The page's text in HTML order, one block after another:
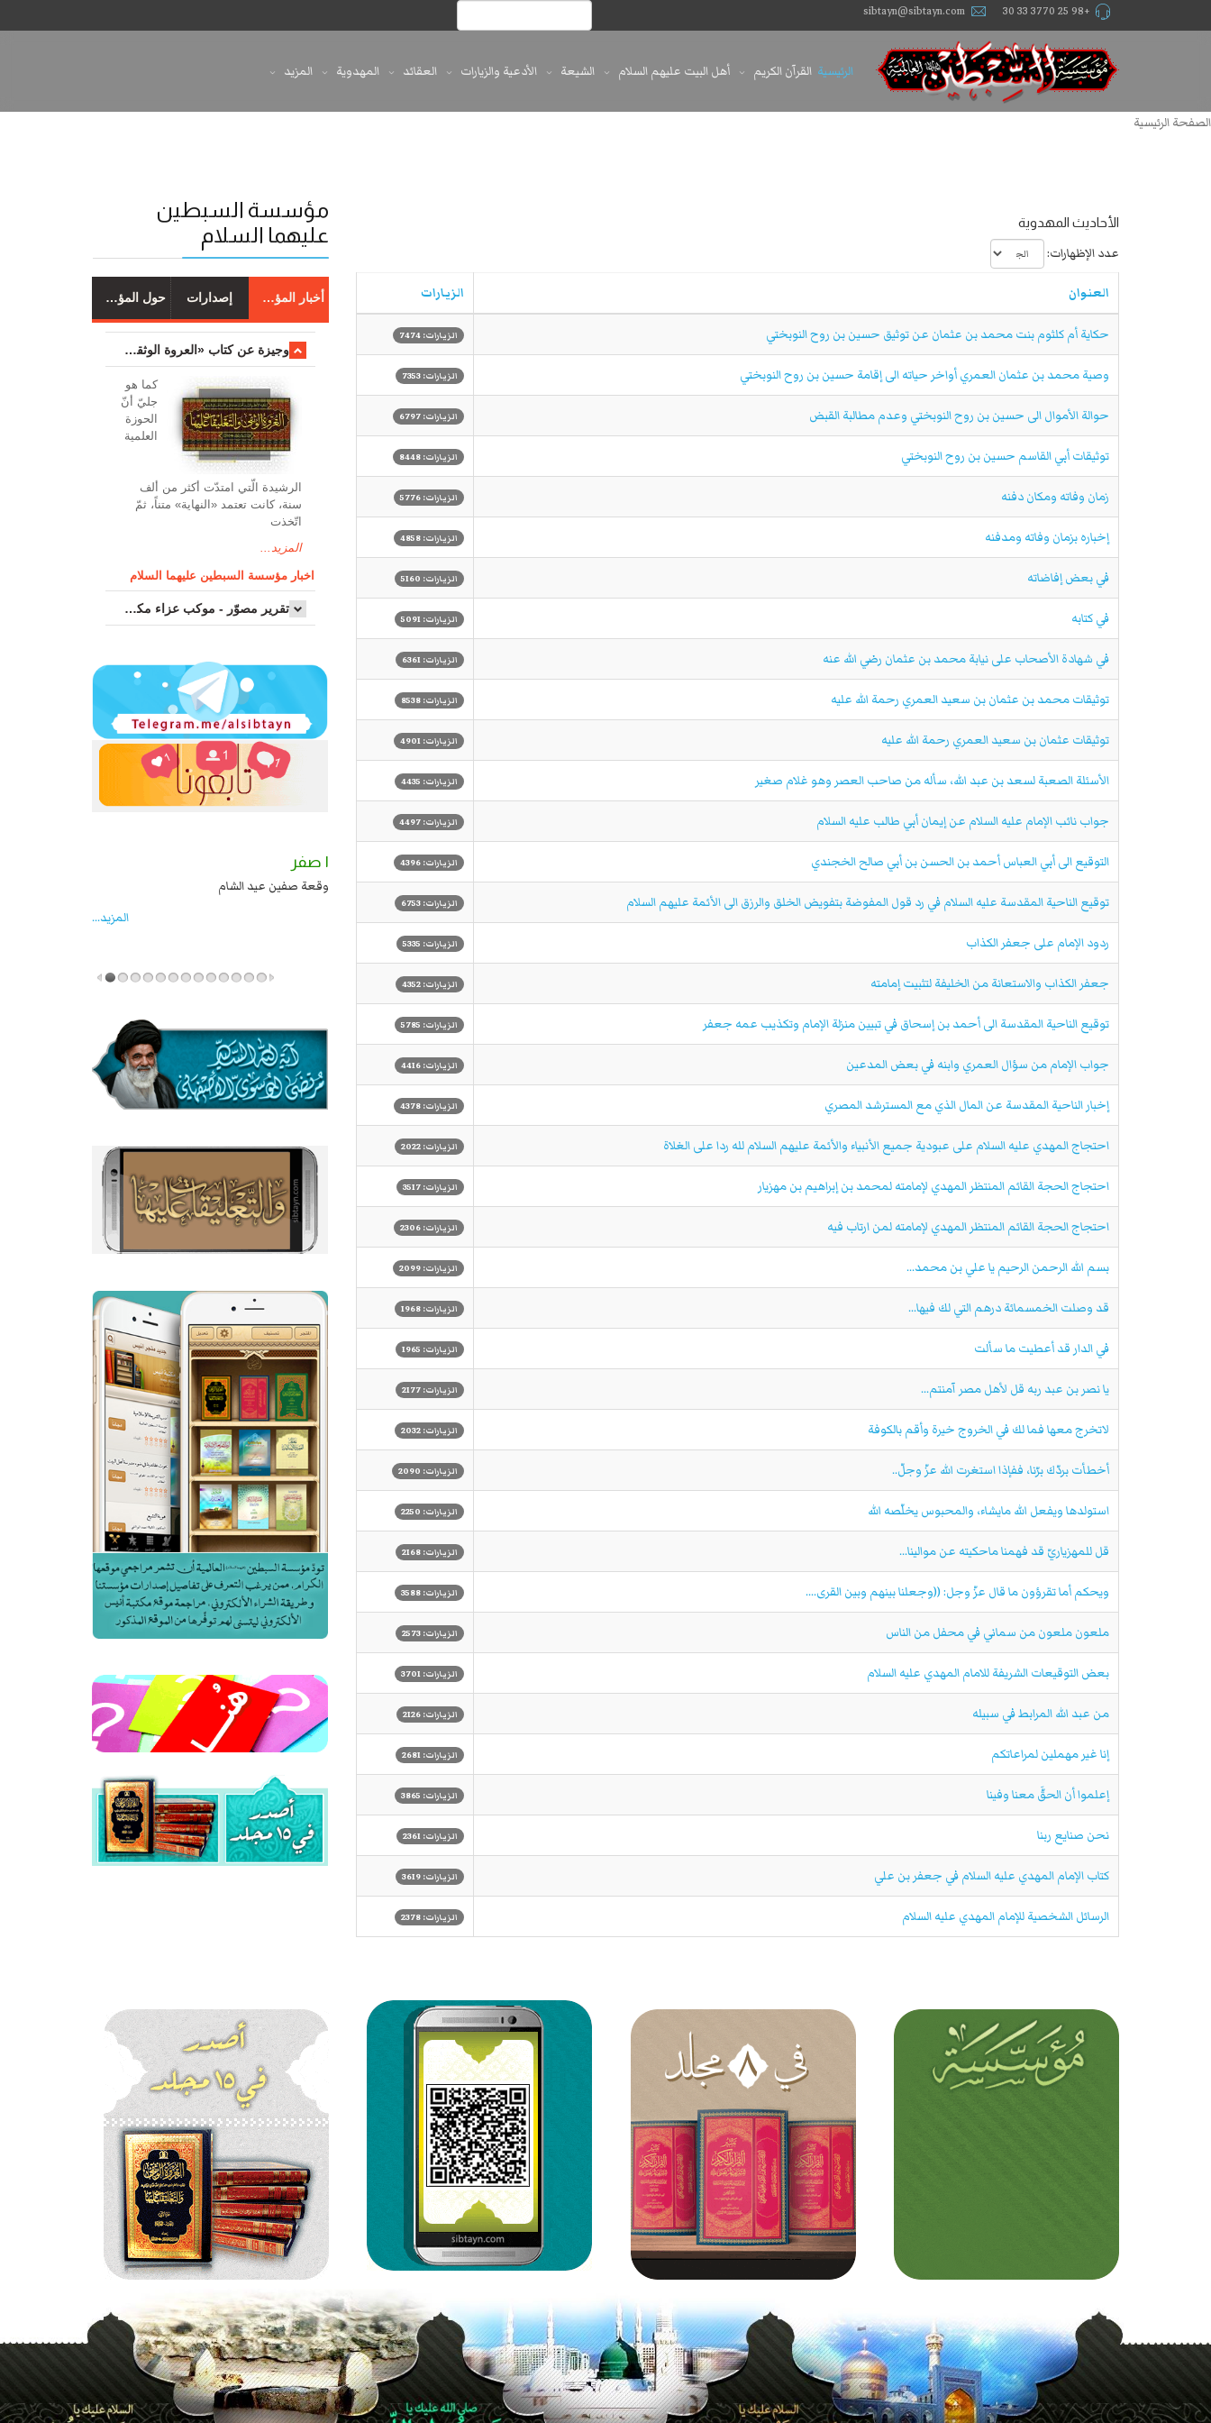
+98 25 3770 33 30
sibtayn@sibtayn.com
الرئيسية القرآن الكريم أهل البيت عليهم السلام الشيعة الأدعية والزيارات العقائد المهدوية المزيد
الصفحة الرئيسية
الأحاديث المهدوية
عدد الإظهارات:
العنوان الزيارات
حكاية أم كلثوم بنت محمد بن عثمان عن توثيق حسين بن روح النوبختي الزيارات: 7474
وصية محمد بن عثمان العمري أواخر حياته الى إقامة حسين بن روح النوبختي الزيارات: 7353
حوالة الأموال الى حسين بن روح النوبختي وعدم مطالبة القبض الزيارات: 6797
توثيقات أبي القاسم حسين بن روح النوبختي الزيارات: 8448
زمان وفاته ومكان دفنه الزيارات: 5776
إخباره بزمان وفاته ومدفنه الزيارات: 4858
في بعض إفاضاته الزيارات: 5160
في كتابه الزيارات: 5091
في شهادة الأصحاب على نيابة محمد بن عثمان رضي الله عنه الزيارات: 6361
توثيقات محمد بن عثمان بن سعيد العمري رحمة الله عليه الزيارات: 8538
توثيقات عثمان بن سعيد العمري رحمة الله عليه الزيارات: 4901
الأسئلة الصعبة لسعد بن عبد الله، سأله من صاحب العصر وهو غلام صغير الزيارات: 4435
جواب نائب الإمام عليه السلام عن إيمان أبي طالب عليه السلام الزيارات: 4497
التوقيع الى أبي العباس أحمد بن الحسن بن أبي صالح الخجندي الزيارات: 4396
توقيع الناحية المقدسة عليه السلام في رد قول المفوضة بتفويض الخلق والرزق الى الأئمة عليهم السلام الزيارات: 6753
ردود الإمام على جعفر الكذاب الزيارات: 5335
جعفر الكذاب والاستعانة من الخليفة لتثبيت إمامته الزيارات: 4352
توقيع الناحية المقدسة الى أحمد بن إسحاق في تبيين منزلة الإمام وتكذيب عمه جعفر الزيارات: 5785
جواب الإمام من سؤال العمري وابنه في بعض المدعين الزيارات: 4416
إخبار الناحية المقدسة عن المال الذي مع المسترشد المصري الزيارات: 4378
احتجاج المهدي عليه السلام على عبودية جميع الأنبياء والأئمة عليهم السلام لله ردا على الغلاة الزيارات: 2022
احتجاج الحجة القائم المنتظر المهدي لإمامته لمحمد بن إبراهيم بن مهزيار الزيارات: 3517
احتجاج الحجة القائم المنتظر المهدي لإمامته لمن ارتاب فيه الزيارات: 2306
بسم الله الرحمن الرحيم يا علي بن محمد... الزيارات: 2099
قد وصلت الخمسمائة درهم التي لك فيها... الزيارات: 1968
في الدار قد أعطيت ما سألت الزيارات: 1965
يا نصر بن عبد ربه قل لأهل مصر آمنتم... الزيارات: 2177
لاتخرج معها فما لك في الخروج خيرة وأقم بالكوفة الزيارات: 2032
أخطأت بردّك برّنا، ففإذا استغرت الله عزّ وجلّ.. الزيارات: 2090
استولدها ويفعل الله مايشاء، والمحبوس يخلّصه الله الزيارات: 2250
قل للمهزياريّ قد فهمنا ماحكيته عن موالينا... الزيارات: 2168
ويحكم أما تقرؤون ما قال عزّ وجل: ((وجعلنا بينهم وبين القرى.... الزيارات: 3588
ملعون ملعون من سماني في محفل من الناس الزيارات: 2573
بعض التوقيعات الشريفة للامام المهدي عليه السلام الزيارات: 3701
من عبد الله المرابط في سبيله الزيارات: 2126
إنا غير مهملين لمراعاتكم الزيارات: 2681
إعلموا أن الحقَّ معنا وفينا الزيارات: 3865
نحن صنايع ربنا الزيارات: 2361
كتاب الإمام المهدي عليه السلام في جعفر بن علي الزيارات: 3619
الرسائل الشخصية للإمام المهدي عليه السلام الزيارات: 2378
مؤسسة السبطين
عليهما السلام
أخبار المؤسسة إصدارات حول المؤسسة
وجیزة عن کتاب «العروة الوثقی والتعلیقات علیها»
کما هو
جليّ أنّ
الحوزة
العلمیة
الرشیدة الّتي امتدّت أكثر من ألف
سنة، كانت تعتمد «النهاية» متناً، ثمّ
اتّخذت
المزيد...
اخبار مؤسسة السبطين عليهما السلام
تقرير مصوّر - موكب عزاء مکتب سماحة اية الله السيد مرتضى الموسوي الاصفهاني في يوم إستشهاد السيدة فاطم...
السبايا عند يزيد شهادة زيد بن علي بن الحسين